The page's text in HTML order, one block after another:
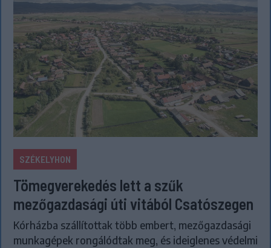
SZÉKELYHON
Tömegverekedés lett a szűk
mezőgazdasági úti vitából Csatószegen
Kórházba szállítottak több embert, mezőgazdasági
munkagépek rongálódtak meg, és ideiglenes védelmi